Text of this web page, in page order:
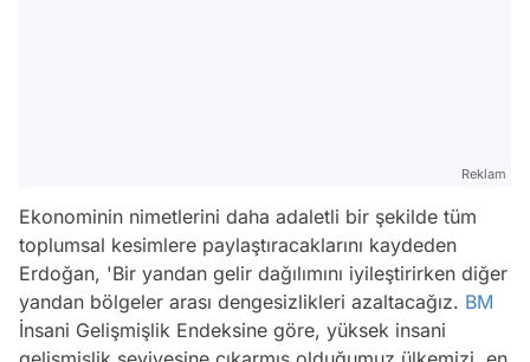
Reklam
Ekonominin nimetlerini daha adaletli bir şekilde tüm
toplumsal kesimlere paylaştıracaklarını kaydeden
Erdoğan, 'Bir yandan gelir dağılımını iyileştirirken diğer
yandan bölgeler arası dengesizlikleri azaltacağız. BM
İnsani Gelişmişlik Endeksine göre, yüksek insani